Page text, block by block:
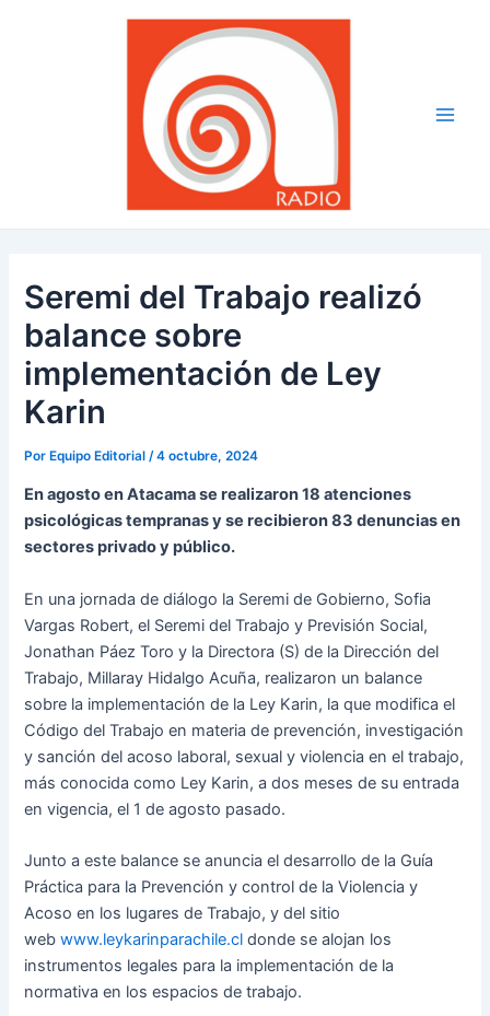
Seremi del Trabajo realizó
balance sobre
implementación de Ley
Karin
Por Equipo Editorial/4 octubre, 2024
En agosto en Atacama se realizaron 18 atenciones
psicológicas tempranas y se recibieron 83 denuncias en
sectores privado y público.
En una jornada de diálogo la Seremi de Gobierno, Sofia
Vargas Robert, el Seremi del Trabajo y Previsión Social,
Jonathan Páez Toro y la Directora (S) de la Dirección del
Trabajo, Millaray Hidalgo Acuña, realizaron un balance
sobre la implementación de la Ley Karin, la que modifica el
Código del Trabajo en materia de prevención, investigación
y sanción del acoso laboral, sexual y violencia en el trabajo,
más conocida como Ley Karin, a dos meses de su entrada
en vigencia, el 1 de agosto pasado.
Junto a este balance se anuncia el desarrollo de la Guía
Práctica para la Prevención y control de la Violencia y
Acoso en los lugares de Trabajo, y del sitio
webwww.leykarinparachile.cl donde se alojan los
instrumentos legales para la implementación de la
normativa en los espacios de trabajo.